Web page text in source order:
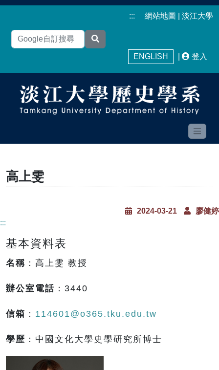
::: 網站地圖 淡江大學
ENGLISH 登入
高上雯
2024-03-21
廖健婷
:::
基本資料表
名稱 ：高上雯 教授
辦公室電話 ：3440
信箱 ： 114601@o365.tku.edu.tw
學歷 ：中國文化大學史學研究所博士